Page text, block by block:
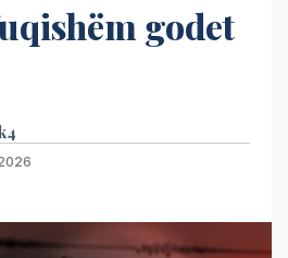
godet